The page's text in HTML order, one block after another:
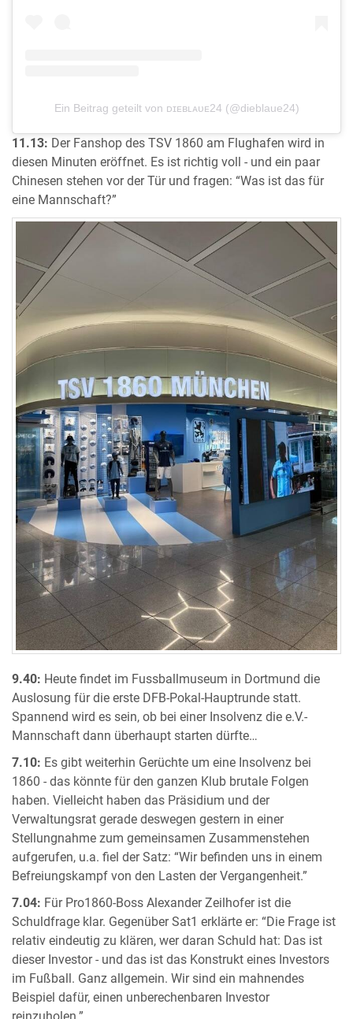
Ein Beitrag geteilt von ᴅɪᴇʙʟᴀᴜᴇ24 (@dieblaue24)
11.13: Der Fanshop des TSV 1860 am Flughafen wird in
diesen Minuten eröffnet. Es ist richtig voll - und ein paar
Chinesen stehen vor der Tür und fragen: “Was ist das für
eine Mannschaft?”
9.40: Heute findet im Fussballmuseum in Dortmund die
Auslosung für die erste DFB-Pokal-Hauptrunde statt.
Spannend wird es sein, ob bei einer Insolvenz die e.V.-
Mannschaft dann überhaupt starten dürfte…
7.10: Es gibt weiterhin Gerüchte um eine Insolvenz bei
1860 - das könnte für den ganzen Klub brutale Folgen
haben. Vielleicht haben das Präsidium und der
Verwaltungsrat gerade deswegen gestern in einer
Stellungnahme zum gemeinsamen Zusammenstehen
aufgerufen, u.a. fiel der Satz: “Wir befinden uns in einem
Befreiungskampf von den Lasten der Vergangenheit.”
7.04: Für Pro1860-Boss Alexander Zeilhofer ist die
Schuldfrage klar. Gegenüber Sat1 erklärte er: “Die Frage ist
relativ eindeutig zu klären, wer daran Schuld hat: Das ist
dieser Investor - und das ist das Konstrukt eines Investors
im Fußball. Ganz allgemein. Wir sind ein mahnendes
Beispiel dafür, einen unberechenbaren Investor